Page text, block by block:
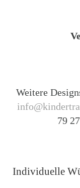
Weitere
79
Individuelle